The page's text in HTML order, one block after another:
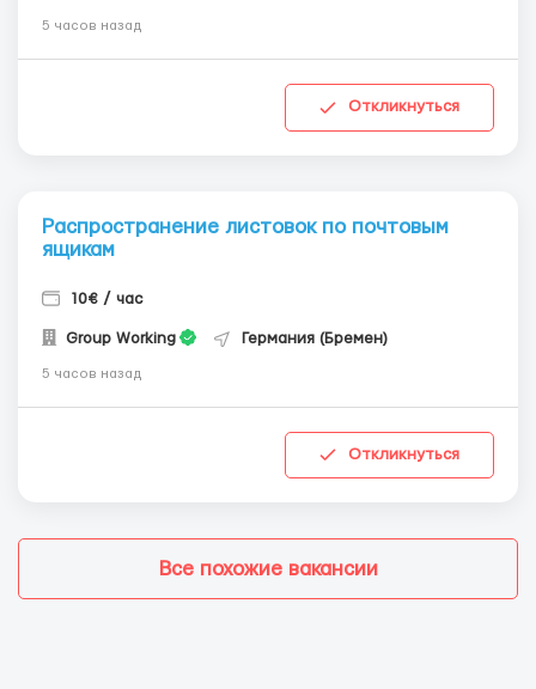
5 часов назад
Откликнуться
Распространение листовок по почтовым
ящикам
10€ / час
Group Working Германия (Бремен)
5 часов назад
Откликнуться
Все похожие вакансии